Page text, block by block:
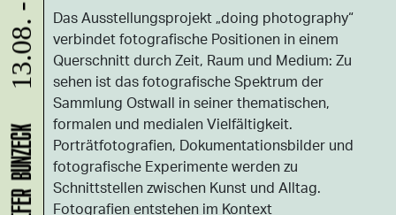
Das Ausstellungsprojekt „doing photography“
verbindet fotografische Positionen in einem
Querschnitt durch Zeit, Raum und Medium: Zu
sehen ist das fotografische Spektrum der
Sammlung Ostwall in seiner thematischen,
formalen und medialen Vielfältigkeit.
Porträtfotografien, Dokumentationsbilder und
fotografische Experimente werden zu
Schnittstellen zwischen Kunst und Alltag.
Fotografien entstehen im Kontext